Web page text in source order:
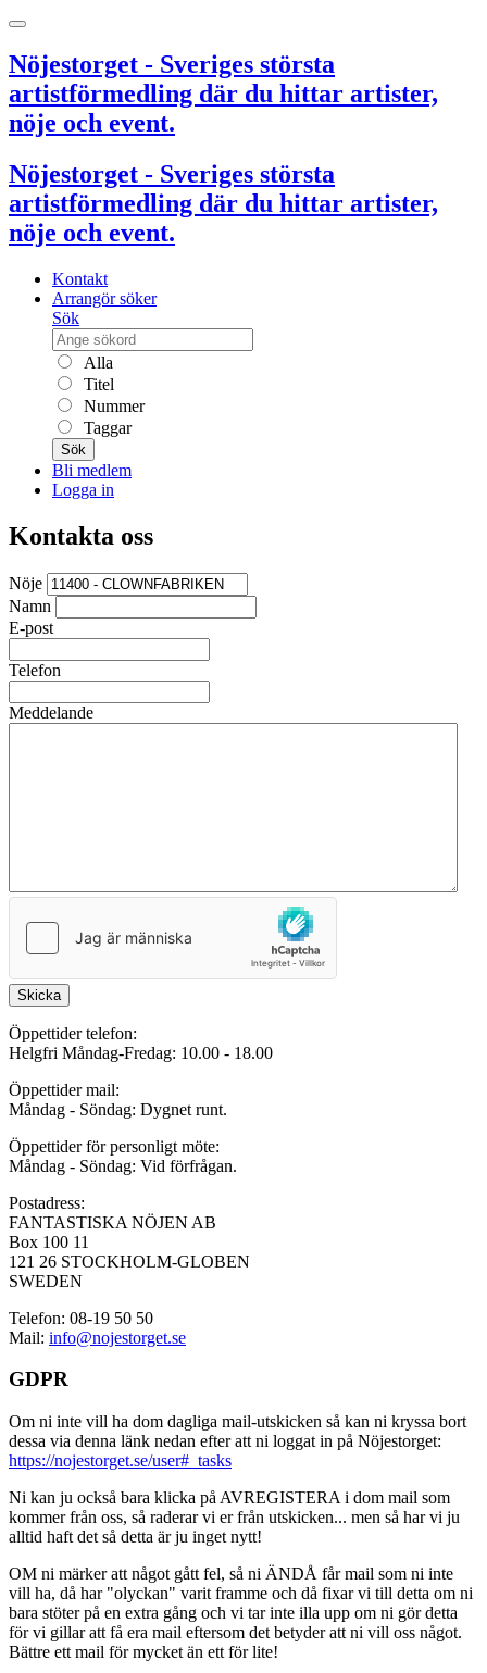
Nöjestorget - Sveriges största
artistförmedling där du hittar artister,
nöje och event.
Nöjestorget - Sveriges största
artistförmedling där du hittar artister,
nöje och event.
Kontakt
Arrangör söker
Sök
Alla
Titel
Nummer
Taggar
Sök
Bli medlem
Logga in
Kontakta oss
Nöje
Namn
E-post
Telefon
Meddelande
Skicka
Öppettider telefon:
Helgfri Måndag-Fredag: 10.00 - 18.00
Öppettider mail:
Måndag - Söndag: Dygnet runt.
Öppettider för personligt möte:
Måndag - Söndag: Vid förfrågan.
Postadress:
FANTASTISKA NÖJEN AB
Box 100 11
121 26 STOCKHOLM-GLOBEN
SWEDEN
Telefon: 08-19 50 50
Mail: info@nojestorget.se
GDPR
Om ni inte vill ha dom dagliga mail-utskicken så kan ni kryssa bort
dessa via denna länk nedan efter att ni loggat in på Nöjestorget:
https://nojestorget.se/user#_tasks
Ni kan ju också bara klicka på AVREGISTERA i dom mail som
kommer från oss, så raderar vi er från utskicken... men så har vi ju
alltid haft det så detta är ju inget nytt!
OM ni märker att något gått fel, så ni ÄNDÅ får mail som ni inte
vill ha, då har "olyckan" varit framme och då fixar vi till detta om ni
bara stöter på en extra gång och vi tar inte illa upp om ni gör detta
för vi gillar att få era mail eftersom det betyder att ni vill oss något.
Bättre ett mail för mycket än ett för lite!